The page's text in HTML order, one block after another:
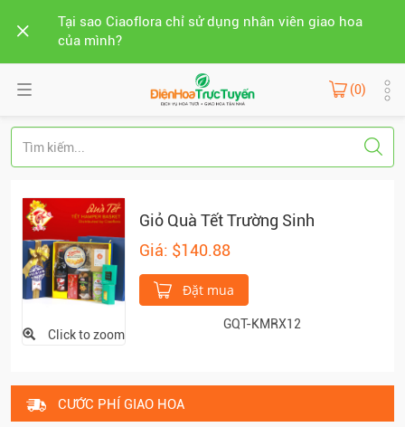
Tại sao Ciaoflora chỉ sử dụng nhân viên giao hoa
của mình?
(0)
Click to zoom
Giỏ Quà Tết Trường Sinh
Giá: $140.88
Đặt mua
GQT-KMRX12
CƯỚC PHÍ GIAO HOA